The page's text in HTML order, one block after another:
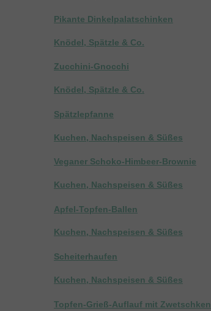
Pikante Dinkelpalatschinken
Knödel, Spätzle & Co.
Zucchini-Gnocchi
Knödel, Spätzle & Co.
Spätzlepfanne
Kuchen, Nachspeisen & Süßes
Veganer Schoko-Himbeer-Brownie
Kuchen, Nachspeisen & Süßes
Apfel-Topfen-Ballen
Kuchen, Nachspeisen & Süßes
Scheiterhaufen
Kuchen, Nachspeisen & Süßes
Topfen-Grieß-Auflauf mit Zwetschken